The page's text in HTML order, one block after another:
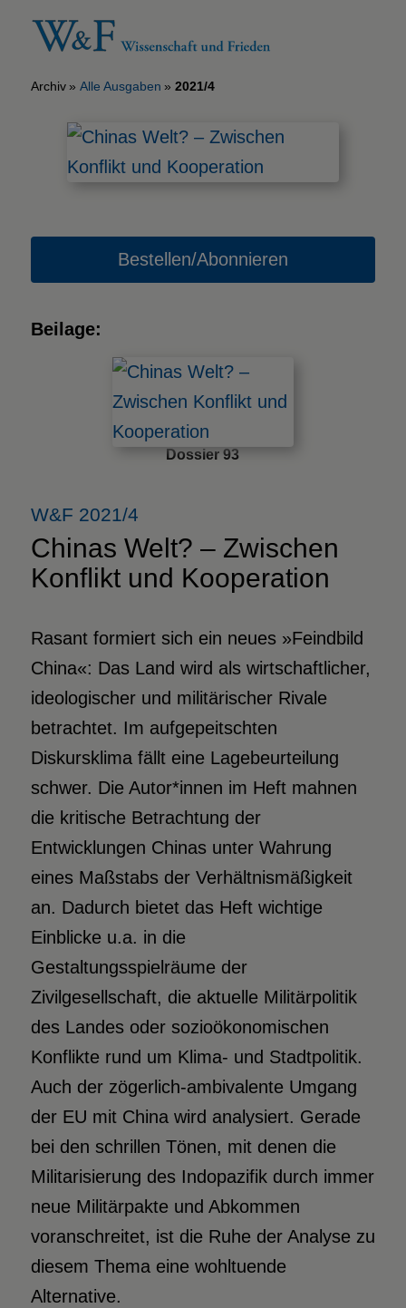
Archiv Alle Ausgaben 2021/4
Bestellen/Abonnieren
Beilage:
Dossier 93
W&F 2021/4
Chinas Welt? – Zwischen
Konﬂikt und Kooperation
Rasant formiert sich ein neues »Feindbild
China«: Das Land wird als wirtschaftlicher,
ideologischer und militärischer Rivale
betrachtet. Im aufgepeitschten
Diskursklima fällt eine Lagebeurteilung
schwer. Die Autor*innen im Heft mahnen
die kritische Betrachtung der
Entwicklungen Chinas unter Wahrung
eines Maßstabs der Verhältnismäßigkeit
an. Dadurch bietet das Heft wichtige
Einblicke u.a. in die
Gestaltungsspielräume der
Zivilgesellschaft, die aktuelle Militärpolitik
des Landes oder sozioökonomischen
Konflikte rund um Klima- und Stadtpolitik.
Auch der zögerlich-ambivalente Umgang
der EU mit China wird analysiert. Gerade
bei den schrillen Tönen, mit denen die
Militarisierung des Indopazifik durch immer
neue Militärpakte und Abkommen
voranschreitet, ist die Ruhe der Analyse zu
diesem Thema eine wohltuende
Alternative.